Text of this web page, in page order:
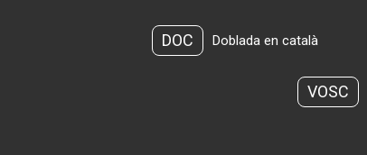
DOC Doblada en català
VOSC